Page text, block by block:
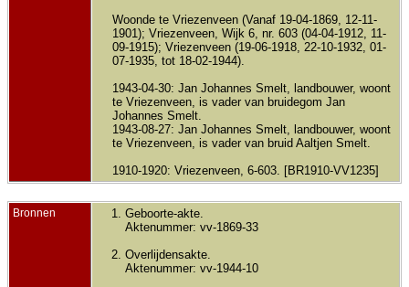
Woonde te Vriezenveen (Vanaf 19-04-1869, 12-11-
1901); Vriezenveen, Wijk 6, nr. 603 (04-04-1912, 11-
09-1915); Vriezenveen (19-06-1918, 22-10-1932, 01-
07-1935, tot 18-02-1944).
1943-04-30: Jan Johannes Smelt, landbouwer, woont
te Vriezenveen, is vader van bruidegom Jan
Johannes Smelt.
1943-08-27: Jan Johannes Smelt, landbouwer, woont
te Vriezenveen, is vader van bruid Aaltjen Smelt.
1910-1920: Vriezenveen, 6-603. [BR1910-VV1235]
Bronnen
Geboorte-akte.
Aktenummer: vv-1869-33
Overlijdensakte.
Aktenummer: vv-1944-10